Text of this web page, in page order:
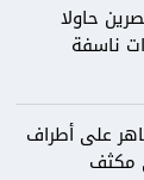
حاولا
ناسفة
على أطراف
مكثف